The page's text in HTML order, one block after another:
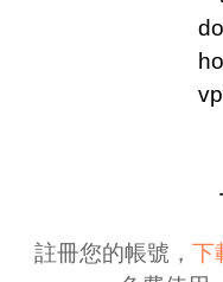
註冊您的帳號， 下